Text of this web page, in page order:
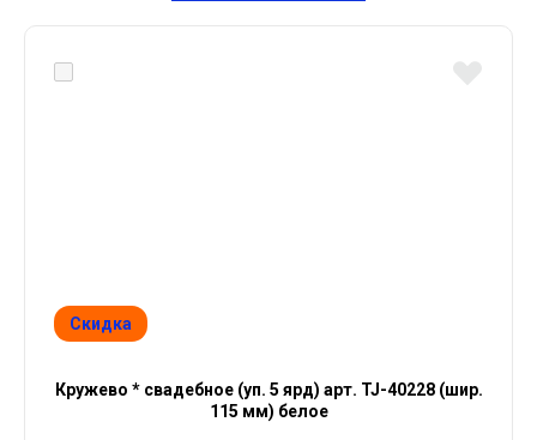
Скидка
Кружево * свадебное (уп. 5 ярд) арт. TJ-40228 (шир.
115 мм) белое